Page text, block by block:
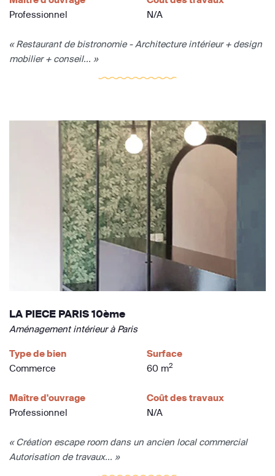
Professionnel
N/A
« Restaurant de bistronomie - Architecture intérieur + design
mobilier + conseil... »
LA PIECE PARIS 10ème
Aménagement intérieur à Paris
Type de bien
Commerce
Surface
60 m2
Maître d'ouvrage
Professionnel
Coût des travaux
N/A
« Création escape room dans un ancien local commercial
Autorisation de travaux... »